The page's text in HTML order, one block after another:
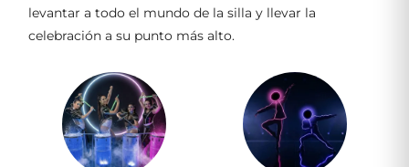
levantar a todo el mundo de la silla y llevar la
celebración a su punto más alto.